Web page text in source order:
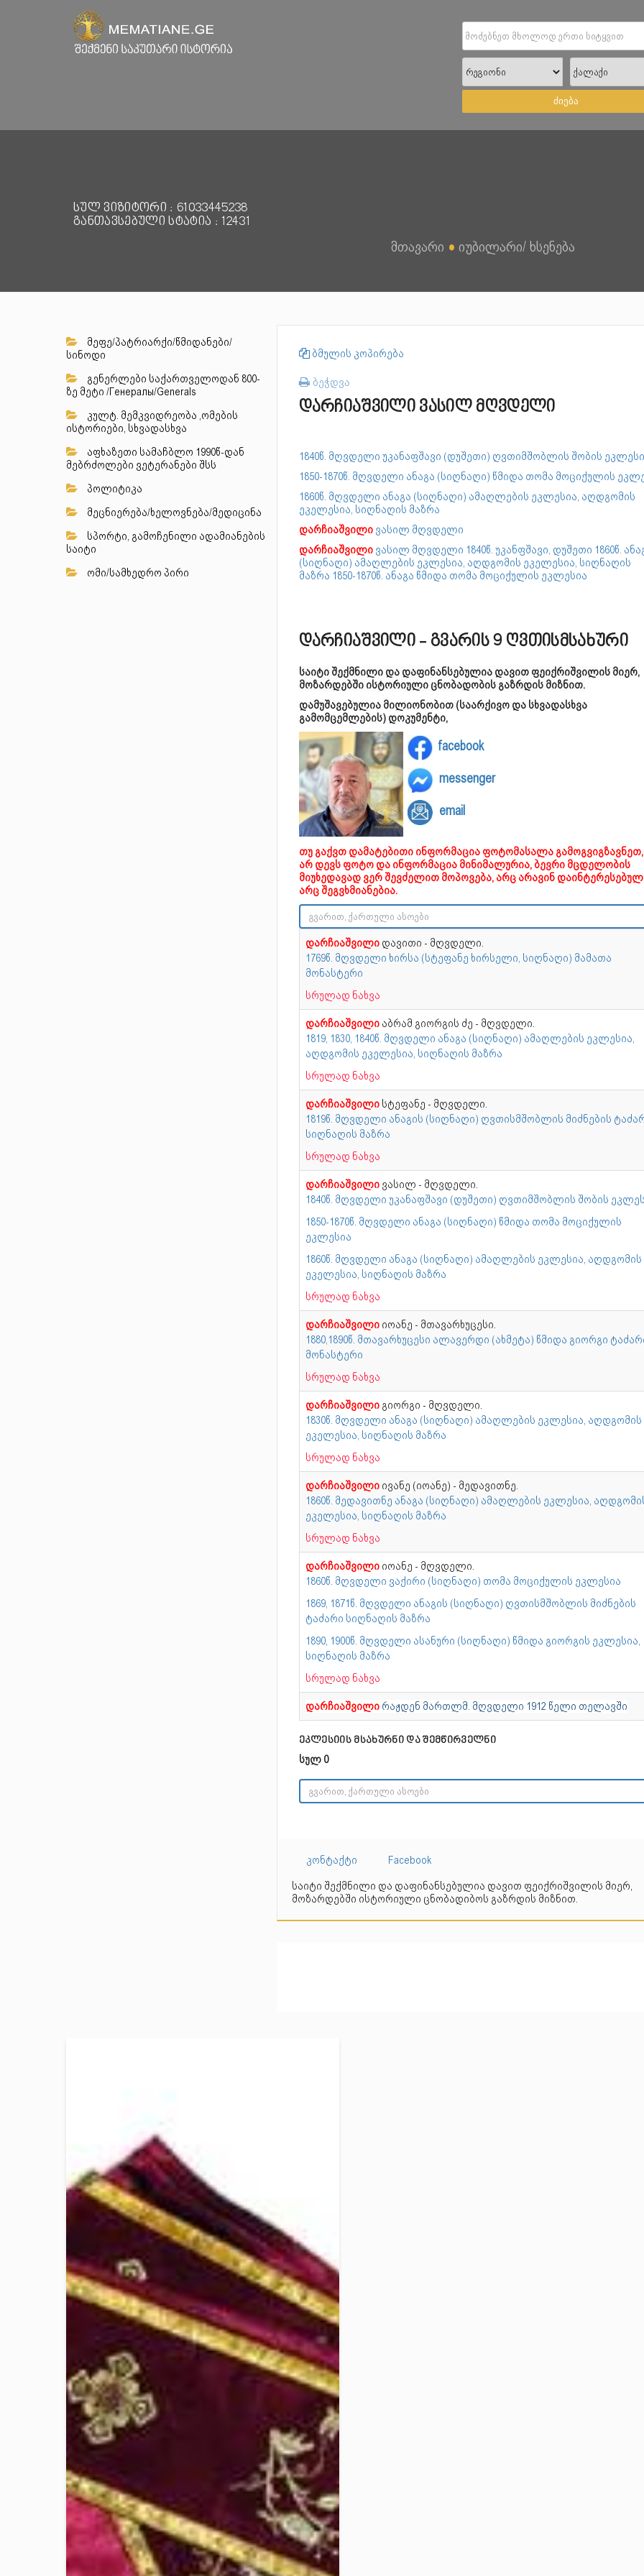
ძიება
სულ ვიზიტორი : 61033445238
განთავსებული სტატია : 12431
მთავარი ● იუბილარი/ ხსენება
მეფე/პატრიარქი/წმიდანები/
სინოდი
გენერლები საქართველოდან 800-
ზე მეტი /Генералы/Generals
კულტ. მემკვიდრეობა ,ომების
ისტორიები, სხვადასხვა
აფხაზეთი სამაჩბლო 1990წ-დან
მებრძოლები ვეტერანები შსს
პოლიტიკა
მეცნიერება/ხელოვნება/მედიცინა
სპორტი, გამოჩენილი ადამიანების
საიტი
ომი/სამხედრო პირი
ბმულის კოპირება
ბეჭდვა
დარჩიაშვილი ვასილ მღვდელი
1840წ. მღვდელი უკანაფშავი (დუშეთი) ღვთიმშობლის შობის
1850-1870წ. მღვდელი ანაგა (სიღნაღი) წმიდა თომა მოციქულის
1860წ. მღვდელი ანაგა (სიღნაღი) ამაღლების ეკლესია, აღდგომის
ეკელესია, სიღნაღის მაზრა
დარჩიაშვილი ვასილ მღვდელი
დარჩიაშვილი ვასილ მღვდელი 1840წ. უკანფშავი, დუშეთი 1860წ.
(სიღნაღი) ამაღლების ეკლესია, აღდგომის ეკელესია, სიღნაღის
მაზრა 1850-1870წ. ანაგა წმიდა თომა მოციქულის ეკლესია
დარჩიაშვილი - გვარის 9 ღვთისმსახური
საიტი შექმნილი და დაფინანსებულია დავით ფეიქრიშვილის მიერ,
მოზარდებში ისტორიული ცნობადობის გაზრდის მიზნით.
დამუშავებულია მილიონობით (საარქივო და სხვადასხვა
გამომცემლების) დოკუმენტი,
facebook
messenger
email
თუ გაქვთ დამატებითი ინფორმაცია ფოტომასალა
არ დევს ფოტო და ინფორმაცია მინიმალურია, ბევრი მცდელობის
მიუხედავად ვერ შევძელით მოპოვება, არც არავინ
არც შეგვხმიანებია.
დარჩიაშვილი დავითი - მღვდელი.
1769წ. მღვდელი ხირსა (სტეფანე ხირსელი, სიღნაღი) მამათა
მონასტერი
სრულად ნახვა
დარჩიაშვილი აბრამ გიორგის ძე - მღვდელი.
1819, 1830, 1840წ. მღვდელი ანაგა (სიღნაღი) ამაღლების ეკლესია,
აღდგომის ეკელესია, სიღნაღის მაზრა
სრულად ნახვა
დარჩიაშვილი სტეფანე - მღვდელი.
1819წ. მღვდელი ანაგის (სიღნაღი) ღვთისმშობლის მიძნების
სიღნაღის მაზრა
სრულად ნახვა
დარჩიაშვილი ვასილ - მღვდელი.
1840წ. მღვდელი უკანაფშავი (დუშეთი) ღვთიმშობლის შობის
1850-1870წ. მღვდელი ანაგა (სიღნაღი) წმიდა თომა მოციქულის
ეკლესია
1860წ. მღვდელი ანაგა (სიღნაღი) ამაღლების ეკლესია, აღდგომის
ეკელესია, სიღნაღის მაზრა
სრულად ნახვა
დარჩიაშვილი იოანე - მთავარხუცესი.
1880,1890წ. მთავარხუცესი ალავერდი (ახმეტა) წმიდა გიორგი
მონასტერი
სრულად ნახვა
დარჩიაშვილი გიორგი - მღვდელი.
1830წ. მღვდელი ანაგა (სიღნაღი) ამაღლების ეკლესია, აღდგომის
ეკელესია, სიღნაღის მაზრა
სრულად ნახვა
დარჩიაშვილი ივანე (იოანე) - მედავითნე.
1860წ. მედავითნე ანაგა (სიღნაღი) ამაღლების ეკლესია,
ეკელესია, სიღნაღის მაზრა
სრულად ნახვა
დარჩიაშვილი იოანე - მღვდელი.
1860წ. მღვდელი ვაქირი (სიღნაღი) თომა მოციქულის ეკლესია
1869, 1871წ. მღვდელი ანაგის (სიღნაღი) ღვთისმშობლის მიძნების
ტაძარი სიღნაღის მაზრა
1890, 1900წ. მღვდელი ასანური (სიღნაღი) წმიდა გიორგის ეკლესია,
სიღნაღის მაზრა
სრულად ნახვა
დარჩიაშვილი რაჟდენ მართლმ. მღვდელი 1912 წელი თელავში
ეკლესიის მსახურნი და შემწირველნი
სულ 0
კონტაქტი
Facebook
საიტი შექმნილი და დაფინანსებულია დავით ფეიქრიშვილის მიერ,
მოზარდებში ისტორიული ცნობადიბოს გაზრდის მიზნით.